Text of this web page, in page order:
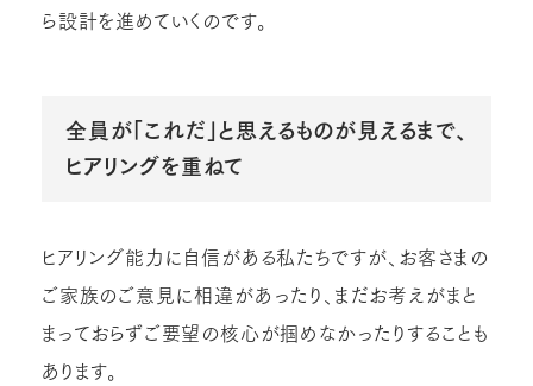
ら設計を進めていくのです。
全員が「これだ」と思えるものが見えるまで、
ヒアリングを重ねて
ヒアリング能力に自信がある私たちですが、お客さまの
ご家族のご意見に相違があったり、まだお考えがまと
まっておらずご要望の核心が掴めなかったりすることも
あります。